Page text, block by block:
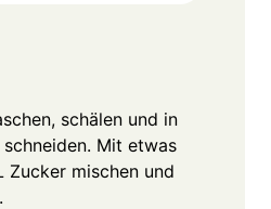
schälen und in
Mit etwas
Zucker mischen und